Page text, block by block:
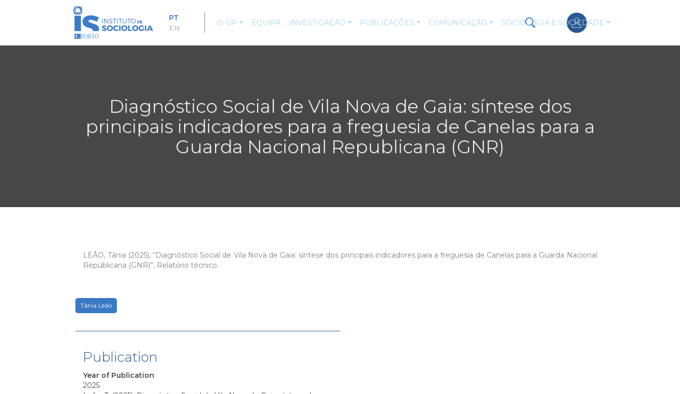
principal
PT
EN
IS-UP EQUIPA INVESTIGAÇÃO PUBLICAÇÕES COMUNICAÇÃO SOCIOLOGIA E SOCIEDADE
Diagnóstico Social de Vila Nova de Gaia: síntese dos
principais indicadores para a freguesia de Canelas para a
Guarda Nacional Republicana (GNR)
LEÃO, Tânia (2025), “Diagnóstico Social de Vila Nova de Gaia: síntese dos principais indicadores para a freguesia de Canelas para a Guarda Nacional
Republicana (GNR)”, Relatório técnico.
Tânia Leão
Publication
Year of Publication
2025